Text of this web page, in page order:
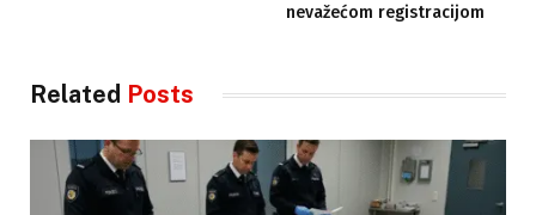
nevažećom registracijom
Related Posts